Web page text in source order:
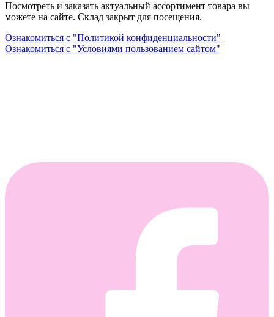
Посмотреть и заказать актуальный ассортимент товара вы
можете на сайте. Склад закрыт для посещения.
Ознакомиться с "Политикой конфиденциальности"
Ознакомиться с "Условиями пользованием сайтом"